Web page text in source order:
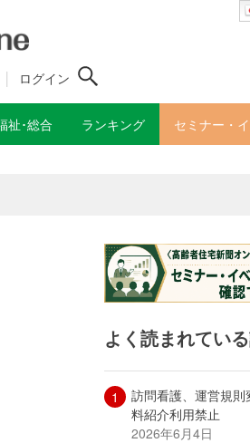
ログイン
祉･総合 ランキング セミナー・
よく読まれてい
訪問看護、運営規
料紹介利用禁止
2026年6月4日